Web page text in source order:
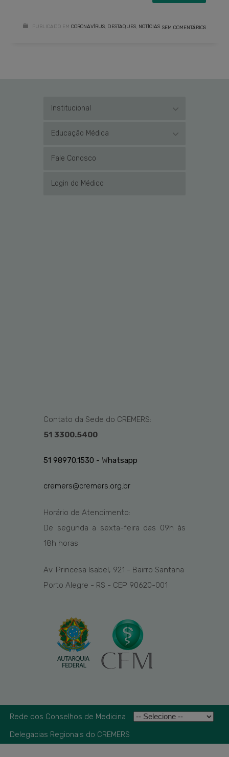
PUBLICADO EM CORONAVÍRUS DESTAQUES NOTÍCIAS SEM COMENTÁRIOS
Institucional
Educação Médica
Fale Conosco
Login do Médico
Contato da Sede do CREMERS:
51 3300.5400
51 98970.1530 - Whatsapp
cremers@cremers.org.br
Horário de Atendimento:
De segunda a sexta-feira das 09h às
18h horas
Av. Princesa Isabel, 921 - Bairro Santana
Porto Alegre - RS - CEP 90620-001
Rede dos Conselhos de Medicina
Delegacias Regionais do CREMERS